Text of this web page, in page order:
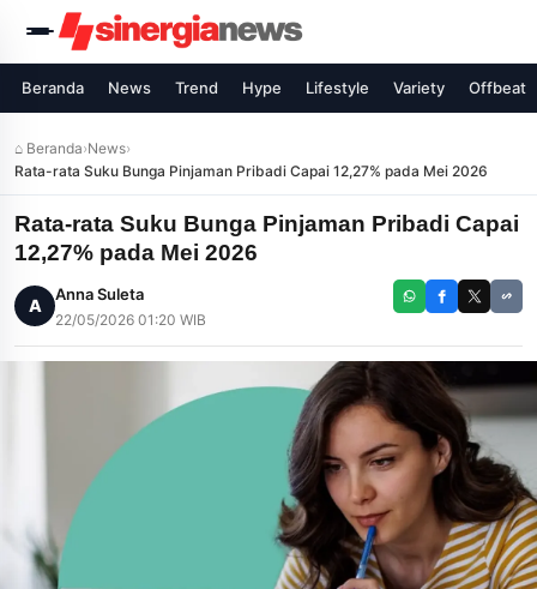
Beranda News Trend Hype Lifestyle Variety Offbeat
⌂ Beranda›News›
Rata-rata Suku Bunga Pinjaman Pribadi Capai 12,27% pada Mei 2026
Rata-rata Suku Bunga Pinjaman Pribadi Capai
12,27% pada Mei 2026
A
Anna Suleta
22/05/2026 01:20 WIB